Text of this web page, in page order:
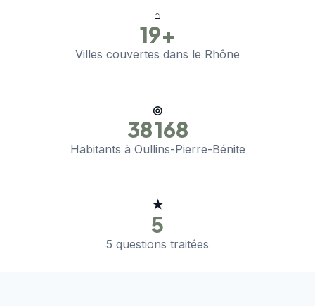
⌂
19+
Villes couvertes dans le Rhône
◎
38 168
Habitants à Oullins-Pierre-Bénite
★
5
5 questions traitées